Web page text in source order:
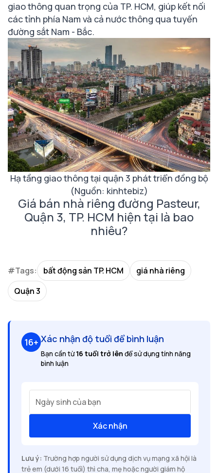
giao thông quan trọng của TP. HCM, giúp kết nối
các tỉnh phía Nam và cả nước thông qua tuyến
đường sắt Nam - Bắc.
Hạ tầng giao thông tại quận 3 phát triển đồng bộ
(Nguồn: kinhtebiz)
Giá bán nhà riêng đường Pasteur,
Quận 3, TP. HCM hiện tại là bao
nhiêu?
#Tags: bất động sản TP. HCM
giá nhà riêng
Quận 3
16+ Xác nhận độ tuổi để bình luận
Bạn cần từ16 tuổi trở lên để sử dụng tính năng
bình luận
Ngày sinh của bạn
Xác nhận
Lưu ý: Trường hợp người sử dụng dịch vụ mạng xã hội là
trẻ em (dưới 16 tuổi) thì cha, mẹ hoặc người giám hộ